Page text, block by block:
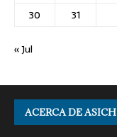
30
31
« Jul
ACERCA DE ASICH